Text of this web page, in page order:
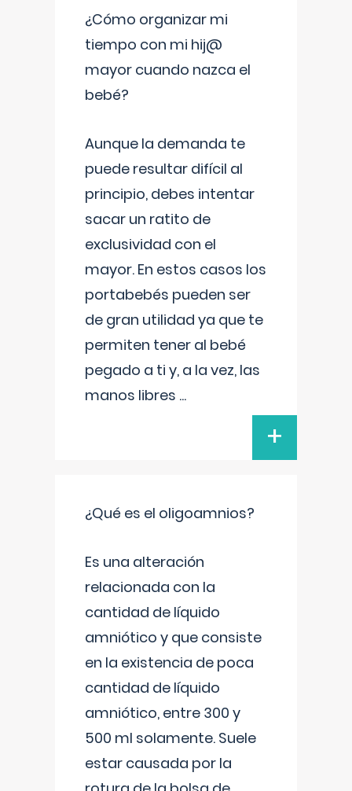
¿Cómo organizar mi
tiempo con mi hij@
mayor cuando nazca el
bebé?
Aunque la demanda te
puede resultar difícil al
principio, debes intentar
sacar un ratito de
exclusividad con el
mayor. En estos casos los
portabebés pueden ser
de gran utilidad ya que te
permiten tener al bebé
pegado a ti y, a la vez, las
manos libres ...
+
¿Qué es el oligoamnios?
Es una alteración
relacionada con la
cantidad de líquido
amniótico y que consiste
en la existencia de poca
cantidad de líquido
amniótico, entre 300 y
500 ml solamente. Suele
estar causada por la